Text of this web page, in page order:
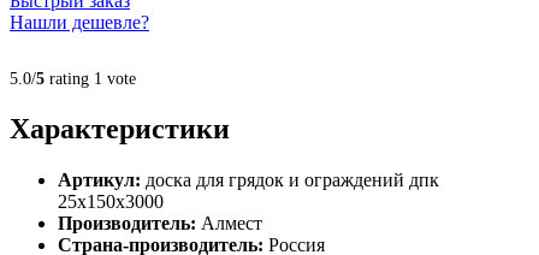
Нашли дешевле?
5.0/5 rating 1 vote
Характеристики
Артикул: доска для грядок и ограждений дпк
25х150х3000
Производитель: Алмест
Страна-производитель: Россия